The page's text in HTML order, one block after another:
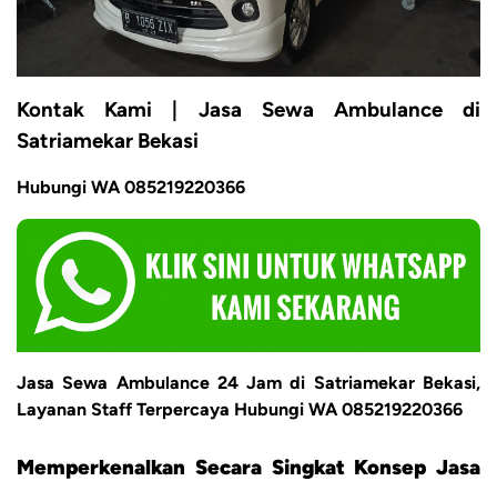
Kontak Kami | Jasa Sewa Ambulance di
Satriamekar Bekasi
Hubungi WA 085219220366
Jasa Sewa Ambulance 24 Jam di Satriamekar Bekasi,
Layanan Staff Terpercaya Hubungi WA 085219220366
Memperkenalkan Secara Singkat Konsep Jasa